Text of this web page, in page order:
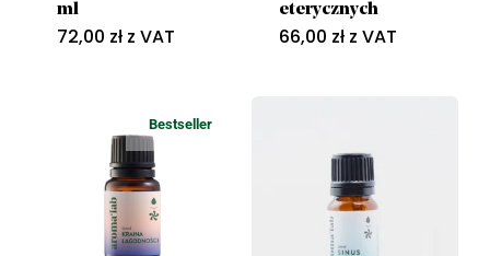
ml
72,00 zł z VAT
eterycznych
66,00 zł z VAT
Bestseller